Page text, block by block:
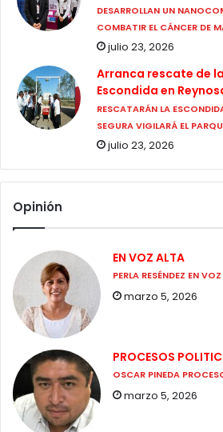
DESARROLLAN UN
COMBATIR EL CÁNCER DE
julio 23, 2026
Arranca rescate de
Escondida en
RESCATARÁN LA
SEGURA VIGILARÁ EL
julio 23, 2026
Opinión
EN VOZ ALTA
PERLA RESÉNDEZ EN
marzo 5, 2026
PROCESOS
OSCAR PINEDA
marzo 5, 2026